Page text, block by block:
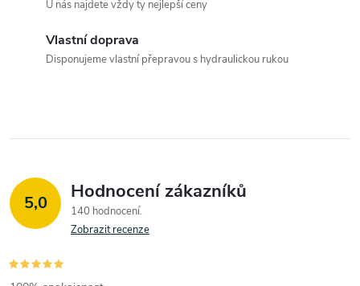
r
v
k
y
v
U nás najdete vždy ty nejlepší ceny
Vlastní doprava
Disponujeme vlastní přepravou s hydraulickou rukou
5,0 Hodnocení zákazníků
140 hodnocení
Zobrazit recenze